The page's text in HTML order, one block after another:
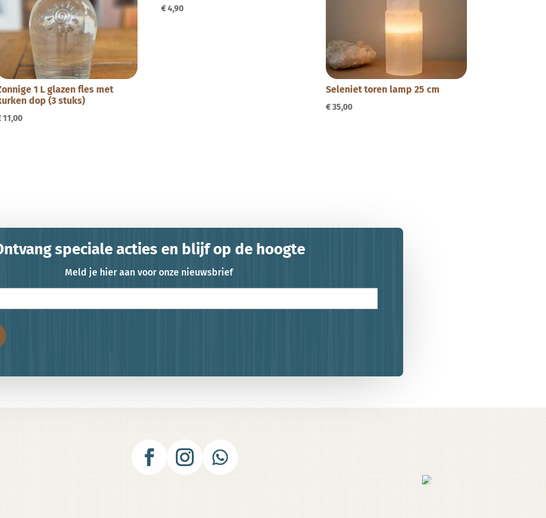
1 L glazen fles met
dop (3 stuks)
11,00
€4,90
Seleniet toren lamp 25 cm
€35,00
speciale acties en blijf op de hoogte
Meld je hier aan voor onze nieuwsbrief